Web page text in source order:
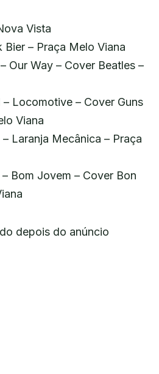
Vista
Bier – Praça Melo Viana
Our Way – Cover Beatles –
Locomotive – Cover Guns
Viana
Laranja Mecânica – Praça
Bom Jovem – Cover Bon
depois do anúncio